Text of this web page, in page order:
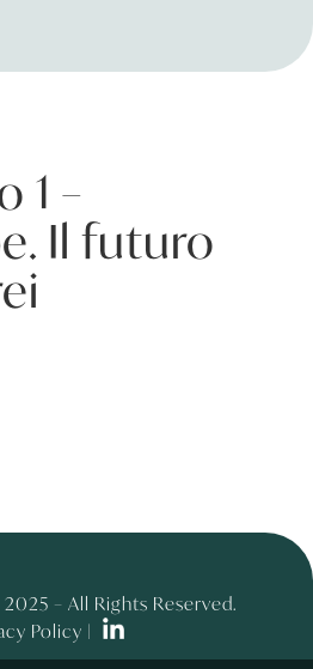
1 –
Il futuro
– All Rights Reserved.
Policy |